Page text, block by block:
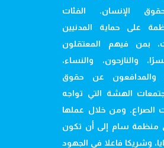
الإنسان. الفئات
على حماية المدنيين
بمن فيهم المعتقلون
والنازحون، والنساء،
والمدافعون عن حقوق
الهشة التي تواجه
الصراع. ومن خلال عملها
منظمة سام إلى أن تكون
وشريكا فاعلا في الجهود